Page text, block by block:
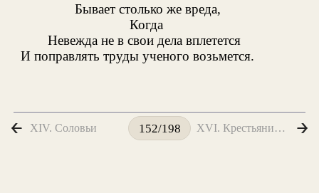
Бывает столько же вреда,
Когда
Невежда не в свои дела вплетется
И поправлять труды ученого возьмется.
XIV. Соловьи 152/198 XVI. Крестьянин и Овца